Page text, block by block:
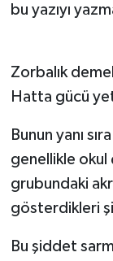
bu yazıyı
Zorbalık
Hatta gücü
Bunun yanı
genellikle okul
grubundaki
gösterdikleri
Bu şiddet